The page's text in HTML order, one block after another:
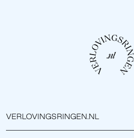
VERLOVINGSRINGEN.NL